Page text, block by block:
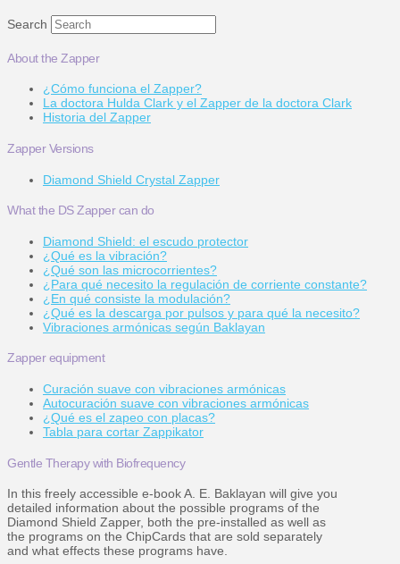
Search
About the Zapper
¿Cómo funciona el Zapper?
La doctora Hulda Clark y el Zapper de la doctora Clark
Historia del Zapper
Zapper Versions
Diamond Shield Crystal Zapper
What the DS Zapper can do
Diamond Shield: el escudo protector
¿Qué es la vibración?
¿Qué son las microcorrientes?
¿Para qué necesito la regulación de corriente constante?
¿En qué consiste la modulación?
¿Qué es la descarga por pulsos y para qué la necesito?
Vibraciones armónicas según Baklayan
Zapper equipment
Curación suave con vibraciones armónicas
Autocuración suave con vibraciones armónicas
¿Qué es el zapeo con placas?
Tabla para cortar Zappikator
Gentle Therapy with Biofrequency
In this freely accessible e-book A. E. Baklayan will give you
detailed information about the possible programs of the
Diamond Shield Zapper, both the pre-installed as well as
the programs on the ChipCards that are sold separately
and what effects these programs have.